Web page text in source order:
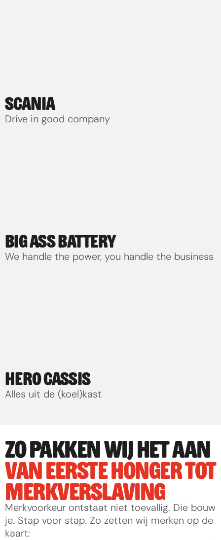
SCANIA
Drive in good company
BIG ASS BATTERY
We handle the power, you handle the business
HERO CASSIS
Alles uit de (koel)kast
ZO PAKKEN WIJ HET AAN
VAN EERSTE HONGER TOT
MERKVERSLAVING
Merkvoorkeur ontstaat niet toevallig. Die bouw
je. Stap voor stap. Zo zetten wij merken op de
kaart: